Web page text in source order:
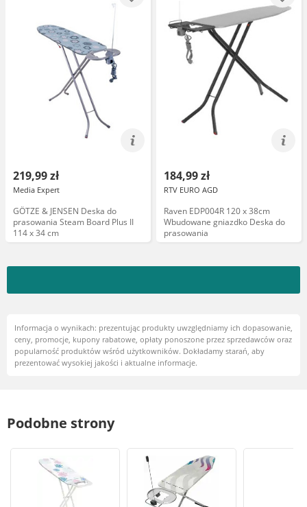
219,99 zł
Media Expert
GÖTZE & JENSEN Deska do
prasowania Steam Board Plus II
114 x 34 cm
184,99 zł
RTV EURO AGD
Raven EDP004R 120 x 38cm
Wbudowane gniazdko Deska do
prasowania
Informacja o wynikach: prezentując produkty uwzględniamy ich dopasowanie,
ceny, promocje, kupony rabatowe, opłaty ponoszone przez sprzedawców oraz
popularność produktów wśród użytkowników. Dokładamy starań, aby
prezentować wysokiej jakości i aktualne informacje.
Podobne strony